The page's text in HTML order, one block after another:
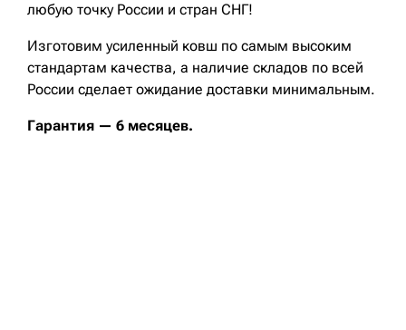
любую точку России и стран СНГ!
Изготовим усиленный ковш по самым высоким
стандартам качества, а наличие складов по всей
России сделает ожидание доставки минимальным.
Гарантия — 6 месяцев.